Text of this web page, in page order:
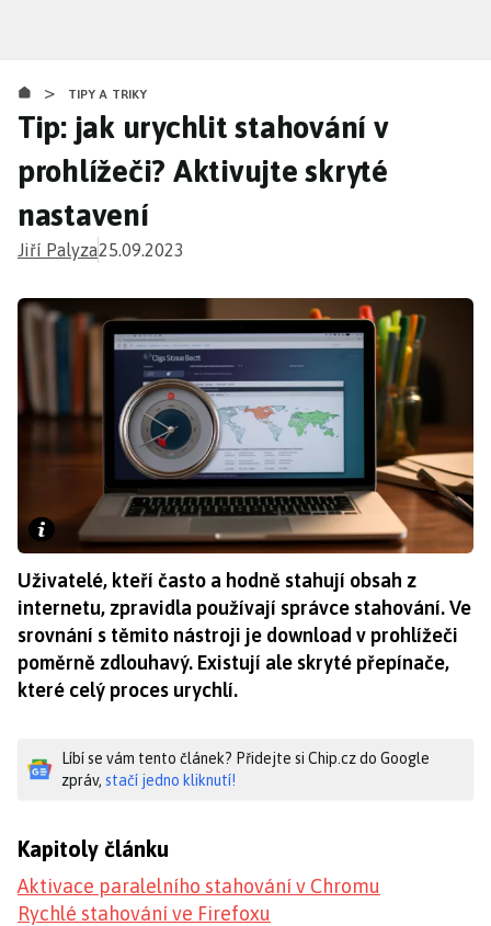
obsahu
> TIPY A TRIKY
Tip: jak urychlit stahování v
prohlížeči? Aktivujte skryté
nastavení
Jiří Palyza25.09.2023
Uživatelé, kteří často a hodně stahují obsah z
internetu, zpravidla používají správce stahování. Ve
srovnání s těmito nástroji je download v prohlížeči
poměrně zdlouhavý. Existují ale skryté přepínače,
které celý proces urychlí.
Líbí se vám tento článek? Přidejte si Chip.cz do Google
zpráv, stačí jedno kliknutí!
Kapitoly článku
Aktivace paralelního stahování v Chromu
Rychlé stahování ve Firefoxu